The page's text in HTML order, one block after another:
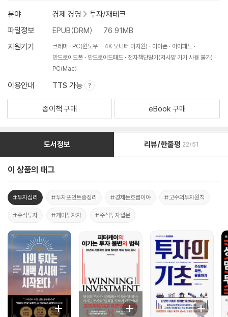
분야 경제 경영 > 투자/재테크
파일정보
EPUB(DRM)
76.91MB
지원기기
크레마 PC(윈도우 - 4K 모니터 미지원) 아이폰
아이패드
안드로이드폰
안드로이드패드
전자책단말기(저사양 기기 사용 불가)
PC(Mac)
이용안내 TTS 가능
종이책 구매 eBook 구매
도서정보 리뷰/한줄평 22/51
이 상품의 태그
#투자심리 #투자포인트총정리 #경제는흐름이야 #고수의투자원칙
#주식투자 #개미투자자 #주식투자입문